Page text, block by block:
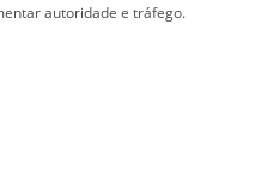
autoridade e tráfego.